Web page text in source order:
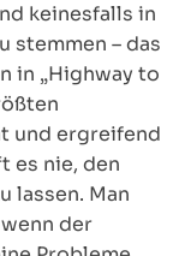
keinesfalls in
stemmen – das
in „Highway to
und ergreifend
es nie, den
lassen. Man
der